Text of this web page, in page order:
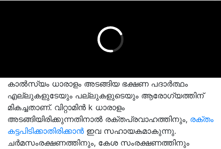
കാൽസ്യം ധാരാളം അടങ്ങിയ ഭക്ഷണ പദാർത്ഥം
എല്ലുകളുടേയും പല്ലുകളുടെയും ആരോഗ്യത്തിന്
മികച്ചതാണ്. വിറ്റാമിൻ k ധാരാളം
അടങ്ങിയിരിക്കുന്നതിനാൽ രക്തപ്രവാഹത്തിനും, രക്തം
കട്ടപിടിക്കാതിരിക്കാൻ ഇവ സഹായകമാകുന്നു.
ചർമസംരക്ഷണത്തിനും, കേശ സംരക്ഷണത്തിനും